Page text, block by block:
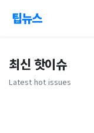
팁뉴스
최신 핫이슈
Latest hot issues